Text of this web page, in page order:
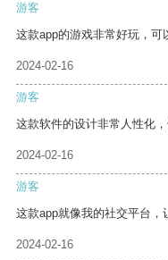
游客
这款app的游戏非常好玩，可
2024-02-16
游客
这款软件的设计非常人性化，
2024-02-16
游客
这款app就像我的社交平台，
2024-02-16